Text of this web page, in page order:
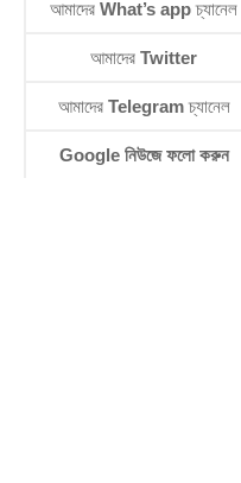
আমাদের What’s appচ্যানেল
আমাদের Twitter
আমাদের Telegramচ্যানেল
Google নিউজে ফলো করুন